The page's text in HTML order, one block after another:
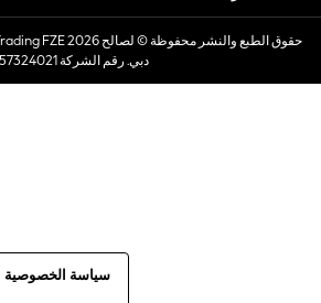
سياسة الخصوصية
Dresses
Occasionwear
Sets & Outfits
Sun Hats & Caps
دبي. رقم الشركة 57324021